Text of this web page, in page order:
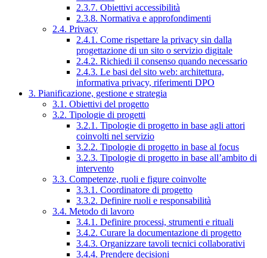
2.3.7. Obiettivi accessibilità
2.3.8. Normativa e approfondimenti
2.4. Privacy
2.4.1. Come rispettare la privacy sin dalla
progettazione di un sito o servizio digitale
2.4.2. Richiedi il consenso quando necessario
2.4.3. Le basi del sito web: architettura,
informativa privacy, riferimenti DPO
3. Pianificazione, gestione e strategia
3.1. Obiettivi del progetto
3.2. Tipologie di progetti
3.2.1. Tipologie di progetto in base agli attori
coinvolti nel servizio
3.2.2. Tipologie di progetto in base al focus
3.2.3. Tipologie di progetto in base all’ambito di
intervento
3.3. Competenze, ruoli e figure coinvolte
3.3.1. Coordinatore di progetto
3.3.2. Definire ruoli e responsabilità
3.4. Metodo di lavoro
3.4.1. Definire processi, strumenti e rituali
3.4.2. Curare la documentazione di progetto
3.4.3. Organizzare tavoli tecnici collaborativi
3.4.4. Prendere decisioni